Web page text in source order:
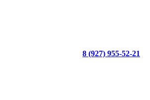
8 (927) 955-52-21